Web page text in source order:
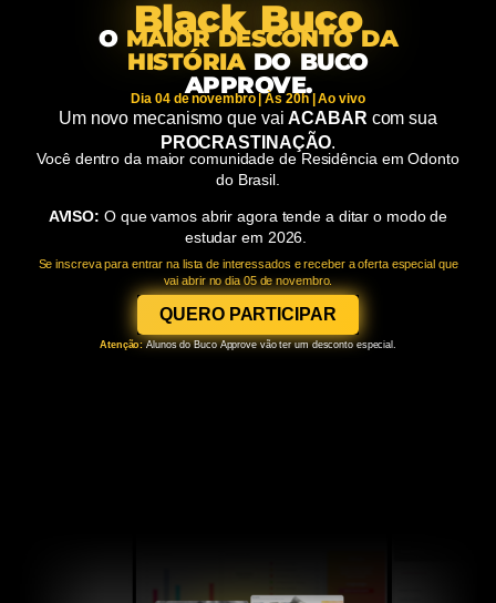
Black Buco
O MAIOR DESCONTO DA
HISTÓRIADO BUCO
APPROVE.
Dia 04 de novembro | Às 20h | Ao vivo
Um novo mecanismo que vaiACABAR com sua
PROCRASTINAÇÃO.
Você dentro da maior comunidade de Residência em Odonto
do Brasil.
AVISO: O que vamos abrir agora tende a ditar o modo de
estudar em 2026.
Se inscreva para entrar na lista de interessados e receber a oferta especial que
vai abrir no dia 05 de novembro.
QUERO PARTICIPAR
Atenção:Alunos do Buco Approve vão ter um descontoespecial.